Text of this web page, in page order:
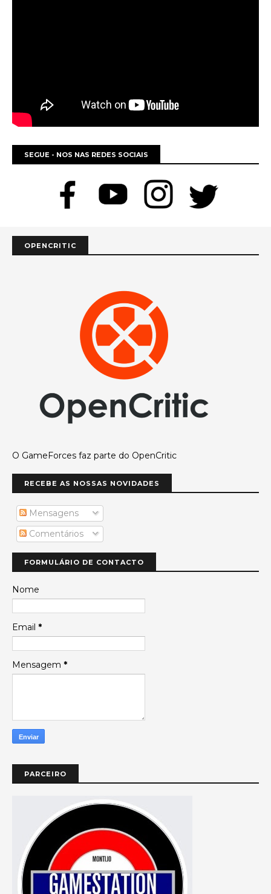
SEGUE - NOS NAS REDES SOCIAIS
OPENCRITIC
O GameForces faz parte do OpenCritic
RECEBE AS NOSSAS NOVIDADES
Mensagens
Comentários
FORMULÁRIO DE CONTACTO
Nome
Email *
Mensagem *
PARCEIRO